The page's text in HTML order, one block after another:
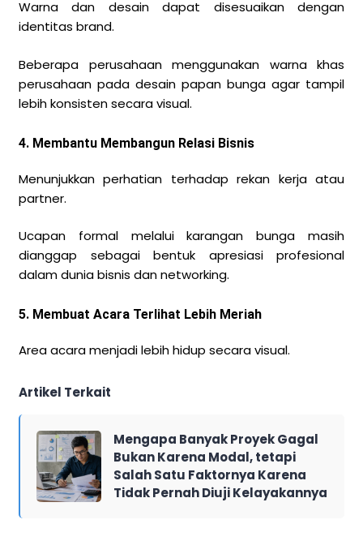
Warna dan desain dapat disesuaikan dengan
identitas brand.
Beberapa perusahaan menggunakan warna khas
perusahaan pada desain papan bunga agar tampil
lebih konsisten secara visual.
4. Membantu Membangun Relasi Bisnis
Menunjukkan perhatian terhadap rekan kerja atau
partner.
Ucapan formal melalui karangan bunga masih
dianggap sebagai bentuk apresiasi profesional
dalam dunia bisnis dan networking.
5. Membuat Acara Terlihat Lebih Meriah
Area acara menjadi lebih hidup secara visual.
Artikel Terkait
Mengapa Banyak Proyek Gagal
Bukan Karena Modal, tetapi
Salah Satu Faktornya Karena
Tidak Pernah Diuji Kelayakannya